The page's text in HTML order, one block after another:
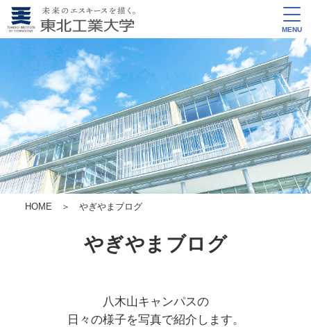
MENU
HOME ＞ やぎやまブログ
やぎやまブログ
八木山キャンパスの
日々の様子を写真で紹介します。